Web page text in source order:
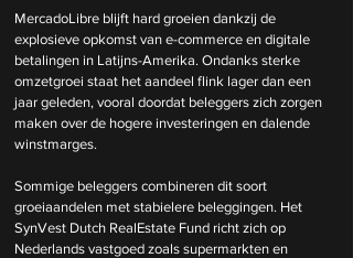
MercadoLibre blijft hard groeien dankzij de
explosieve opkomst van e-commerce en digitale
betalingen in Latijns-Amerika. Ondanks sterke
omzetgroei staat het aandeel flink lager dan een
jaar geleden, vooral doordat beleggers zich zorgen
maken over de hogere investeringen en dalende
winstmarges.
Sommige beleggers combineren dit soort
groeiaandelen met stabielere beleggingen. Het
SynVest Dutch RealEstate Fund richt zich op
Nederlands vastgoed zoals supermarkten en